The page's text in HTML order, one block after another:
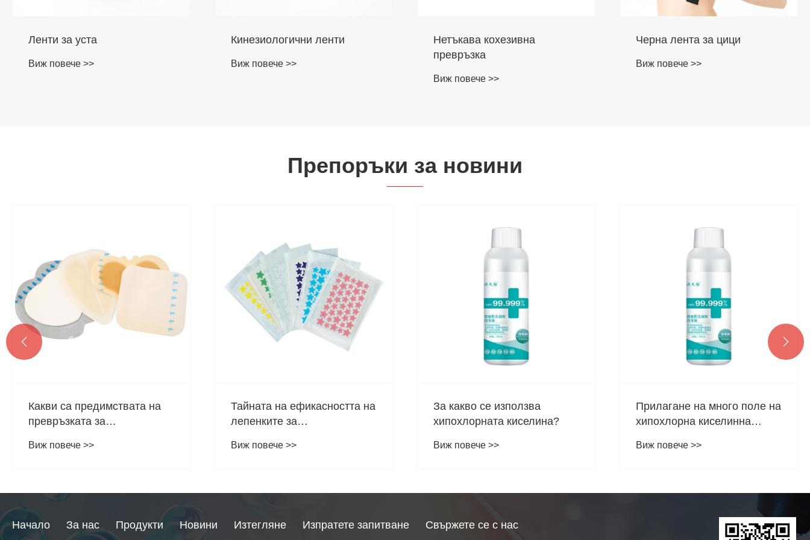
Ленти за уста
Виж повече >>
Кинезиологични ленти
Виж повече >>
Нетъкава кохезивна
превръзка
Виж повече >>
Черна лента за цици
Виж повече >>
Препоръки за новини
Какви са предимствата на
превръзката за
изгоряла кожа?
Виж повече >>
Тайната на ефикасността на
лепенките за
акне вече не ви смущава!
Виж повече >>
За какво се използва
хипохлорната киселина?
Виж повече >>
Прилагане на много поле на
хипохлорна киселинна
Виж повече >>
 
Начало За нас Продукти Новини Изтегляне Изпратете запитване Свържете се с нас